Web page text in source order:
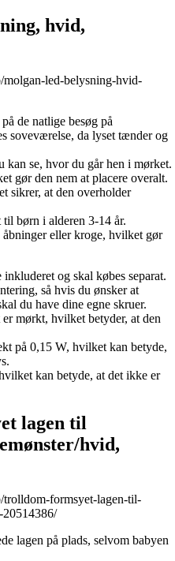
hvid,
led-belysning-hvid-
de natlige besøg på
soveværelse, da lyset tænder og
kan se, hvor du går hen i mørket.
gør den nem at placere overalt.
sikrer, at den overholder
børn i alderen 3-14 år.
åbninger eller kroge, hvilket gør
og skal købes separat.
så hvis du ønsker at
du have dine egne skruer.
mørkt, hvilket betyder, at den
på 0,15 W, hvilket kan betyde,
kan betyde, at det ikke er
lagen til
hvid,
formsyet-lagen-til-
20514386/
lagen på plads, selvom babyen